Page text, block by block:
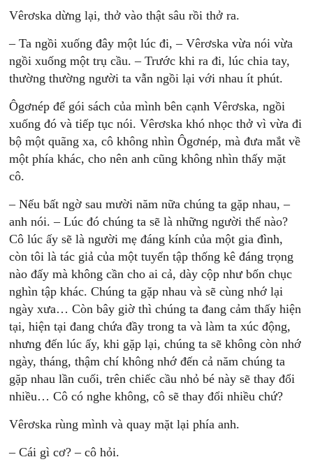
Vêrơska dừng lại, thở vào thật sâu rồi thở ra.
– Ta ngồi xuống đây một lúc đi, – Vêrơska vừa nói vừa
ngồi xuống một trụ cầu. – Trước khi ra đi, lúc chia tay,
thường thường người ta vẫn ngồi lại với nhau ít phút.
Ôgơnép để gói sách của mình bên cạnh Vêrơska, ngồi
xuống đó và tiếp tục nói. Vêrơska khó nhọc thở vì vừa đi
bộ một quãng xa, cô không nhìn Ôgơnép, mà đưa mắt về
một phía khác, cho nên anh cũng không nhìn thấy mặt
cô.
– Nếu bất ngờ sau mười năm nữa chúng ta gặp nhau, –
anh nói. – Lúc đó chúng ta sẽ là những người thế nào?
Cô lúc ấy sẽ là người mẹ đáng kính của một gia đình,
còn tôi là tác giả của một tuyển tập thống kê đáng trọng
nào đấy mà không cần cho ai cả, dày cộp như bốn chục
nghìn tập khác. Chúng ta gặp nhau và sẽ cùng nhớ lại
ngày xưa… Còn bây giờ thì chúng ta đang cảm thấy hiện
tại, hiện tại đang chứa đầy trong ta và làm ta xúc động,
nhưng đến lúc ấy, khi gặp lại, chúng ta sẽ không còn nhớ
ngày, tháng, thậm chí không nhớ đến cả năm chúng ta
gặp nhau lần cuối, trên chiếc cầu nhỏ bé này sẽ thay đổi
nhiều… Cô có nghe không, cô sẽ thay đổi nhiều chứ?
Vêrơska rùng mình và quay mặt lại phía anh.
– Cái gì cơ? – cô hỏi.